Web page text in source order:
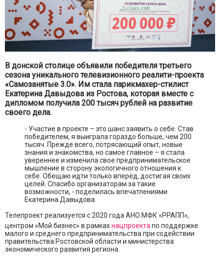
В донской столице объявили победителя третьего
сезона уникального телевизионного реалити-проекта
«Самозанятые 3.0». Им стала парикмахер-стилист
Екатерина Давыдова из Ростова, которая вместе с
дипломом получила 200 тысяч рублей на развитие
своего дела.
- Участие в проекте – это шанс заявить о себе. Став
победителем, я выиграла гораздо больше, чем 200
тысяч. Прежде всего, потрясающий опыт, новые
знания и знакомства, но самое главное – я стала
увереннее и изменила свое предпринимательское
мышление в сторону экологичного отношения к
себе. Обещаю идти только вперёд, достигая своих
целей. Спасибо организаторам за такие
возможности, - поделилась впечатлениями
Екатерина Давыдова.
Телепроект реализуется с 2020 года АНО МФК «РРАПП»,
центром «Мой бизнес» в рамкахнацпроекта по поддержке
малого и среднего предпринимательства при содействии
правительства Ростовской области и министерства
экономического развития региона.